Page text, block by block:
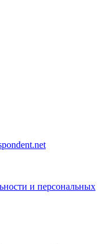
и персональных